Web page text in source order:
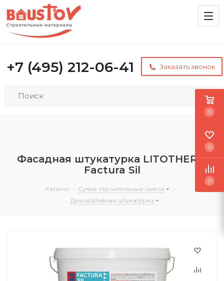
+7 (495) 212-06-41 Заказать звонок
Фасадная штукатурка LITOTHERM
Factura Sil
Каталог - Сухие строительные смеси
-
Декоративная штукатурка
0
0
0